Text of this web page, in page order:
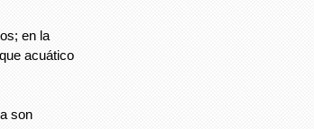
en la
acuático
son